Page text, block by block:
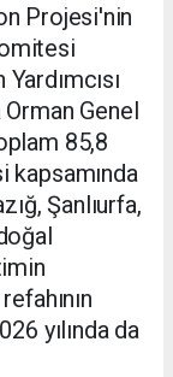
Projesi'nin
Orman Genel
85,8
Şanlıurfa,
yılında da